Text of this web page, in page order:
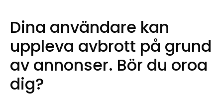
Dina användare kan
uppleva avbrott på grund
av annonser. Bör du oroa
dig?